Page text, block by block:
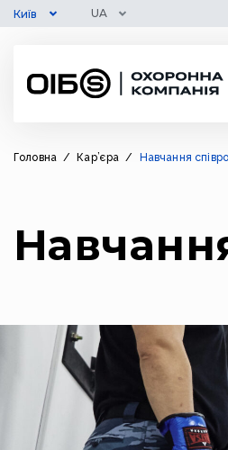
Київ UA
Головна / Кар’єра / Навчання